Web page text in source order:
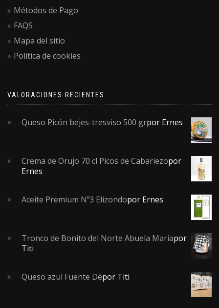
Métodos de Pago
FAQS
Mapa del sitio
Politica de cookies
VALORACIONES RECIENTES
Queso Picón bejes-tresviso 500 grpor Ernes
Crema de Orujo 70 cl Picos de Cabariezopor
Ernes
Aceite Premium Nº3 Elizondopor Ernes
Tronco de Bonito del Norte Abuela Mariapor
Titi
Queso azul Fuente Dépor Titi